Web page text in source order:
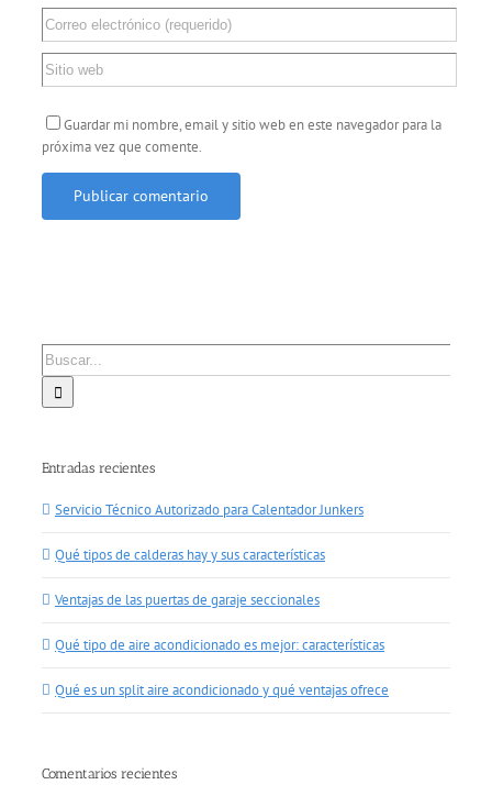
Guardar mi nombre, email y sitio web en este navegador para la
próxima vez que comente.
Buscar:
Entradas recientes
Servicio Técnico Autorizado para Calentador Junkers
Qué tipos de calderas hay y sus características
Ventajas de las puertas de garaje seccionales
Qué tipo de aire acondicionado es mejor: características
Qué es un split aire acondicionado y qué ventajas ofrece
Comentarios recientes